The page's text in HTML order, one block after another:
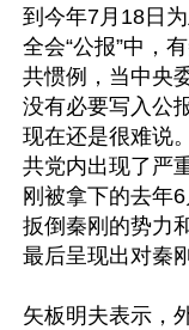
到今年7月18日
全会“公报”中，
共惯例，当中央
没有必要写入公
现在还是很难说
共党内出现了严
刚被拿下的去年
扳倒秦刚的势力
最后呈现出对秦
矢板明夫表示，